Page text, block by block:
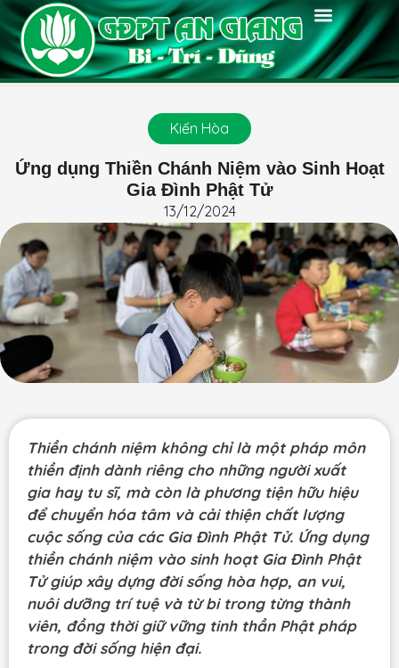
Kiến Hòa
Ứng dụng Thiền Chánh Niệm vào Sinh Hoạt
Gia Đình Phật Tử
13/12/2024
Thiền chánh niệm không chỉ là một pháp môn
thiền định dành riêng cho những người xuất
gia hay tu sĩ, mà còn là phương tiện hữu hiệu
để chuyển hóa tâm và cải thiện chất lượng
cuộc sống của các Gia Đình Phật Tử. Ứng dụng
thiền chánh niệm vào sinh hoạt Gia Đình Phật
Tử giúp xây dựng đời sống hòa hợp, an vui,
nuôi dưỡng trí tuệ và từ bi trong từng thành
viên, đồng thời giữ vững tinh thần Phật pháp
trong đời sống hiện đại.